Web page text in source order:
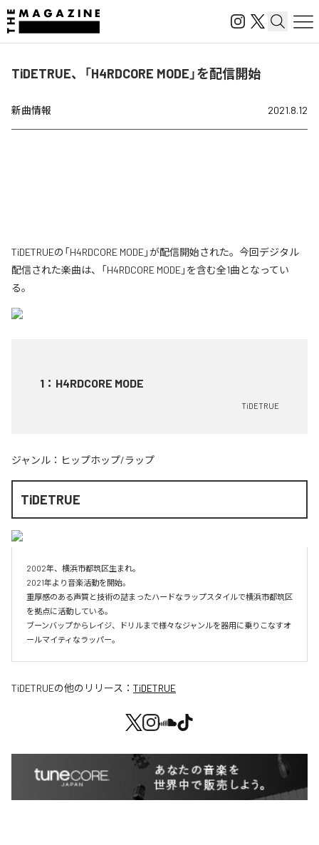
TiDETRUE、「H4RDCORE MODE」を配信開始
新曲情報 2021.8.12
TiDETRUEの「H4RDCORE MODE」が配信開始された。今回デジタル
配信された楽曲は、「H4RDCORE MODE」を含む全1曲となってい
る。
1 ： H4RDCORE MODE
TiDETRUE
ジャンル： ヒップホップ/ラップ
TiDETRUE
2002年、横浜市都筑区生まれ。
2021年より音楽活動を開始。
重厚感のある声質と技術の詰まったハードなラップスタイルで横浜市都筑区
を拠点に活動している。
ブーンバップからレイジ、ドリルまで様々なジャンルを器用に乗りこなすオ
TiDETRUEの他のリリース： TiDETRUE